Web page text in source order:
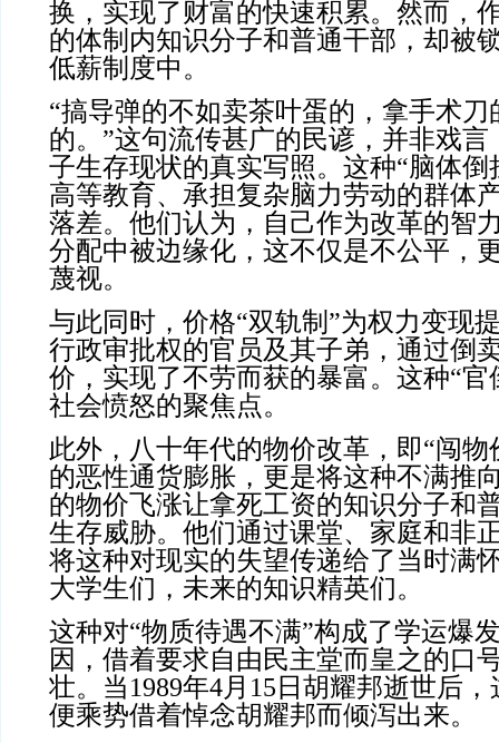
换，实现了财富的快速积累。然而，
的体制内知识分子和普通干部，却被
低薪制度中。
“搞导弹的不如卖茶叶蛋的，拿手术
的。”这句流传甚广的民谚，并非戏
子生存现状的真实写照。这种“脑体倒
高等教育、承担复杂脑力劳动的群体
落差。他们认为，自己作为改革的智
分配中被边缘化，这不仅是不公平，
蔑视。
与此同时，价格“双轨制”为权力变现
行政审批权的官员及其子弟，通过倒
价，实现了不劳而获的暴富。这种“官
社会愤怒的聚焦点。
此外，八十年代的物价改革，即“闯物
的恶性通货膨胀，更是将这种不满推
的物价飞涨让拿死工资的知识分子和
生存威胁。他们通过课堂、家庭和非
将这种对现实的失望传递给了当时满
大学生们，未来的知识精英们。
这种对“物质待遇不满”构成了学运爆
因，借着要求自由民主堂而皇之的口
壮。当1989年4月15日胡耀邦逝世后
便乘势借着悼念胡耀邦而倾泻出来。